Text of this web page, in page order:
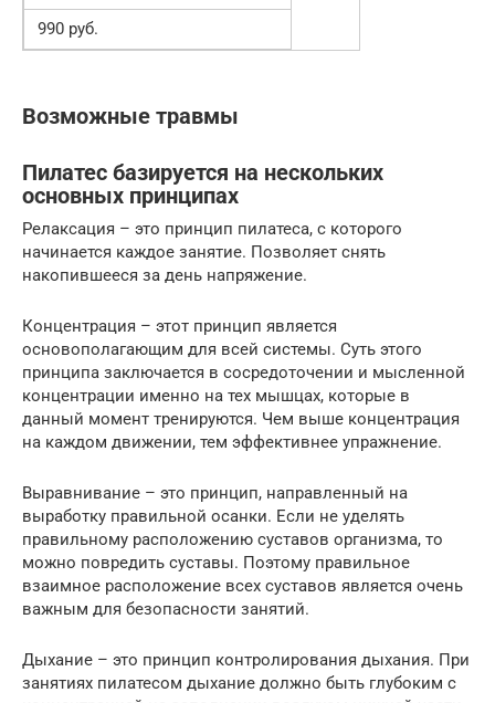
990 руб.
Возможные травмы
Пилатес базируется на нескольких
основных принципах
Релаксация – это принцип пилатеса, с которого
начинается каждое занятие. Позволяет снять
накопившееся за день напряжение.
Концентрация – этот принцип является
основополагающим для всей системы. Суть этого
принципа заключается в сосредоточении и мысленной
концентрации именно на тех мышцах, которые в
данный момент тренируются. Чем выше концентрация
на каждом движении, тем эффективнее упражнение.
Выравнивание – это принцип, направленный на
выработку правильной осанки. Если не уделять
правильному расположению суставов организма, то
можно повредить суставы. Поэтому правильное
взаимное расположение всех суставов является очень
важным для безопасности занятий.
Дыхание – это принцип контролирования дыхания. При
занятиях пилатесом дыхание должно быть глубоким с